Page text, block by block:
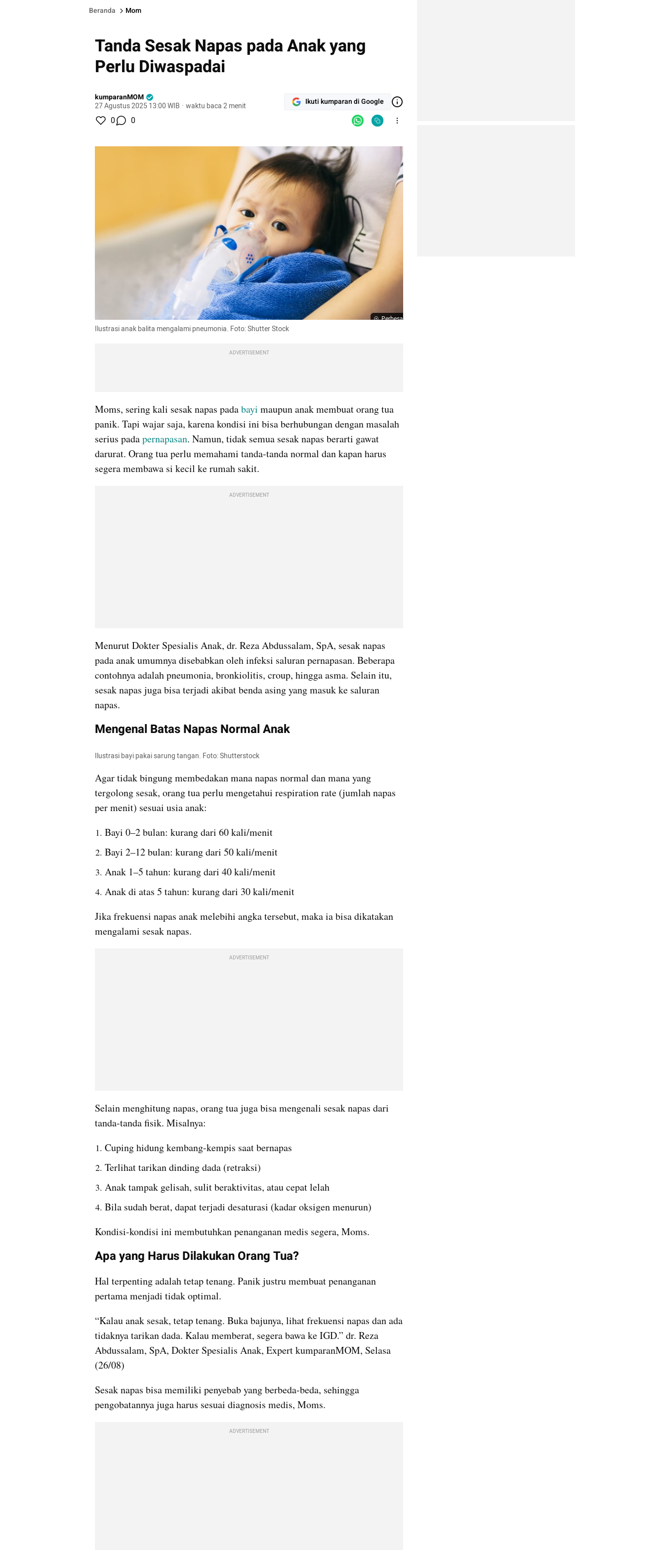
Beranda Mom
Tanda Sesak Napas pada Anak yang
Perlu Diwaspadai
kumparanMOM
27 Agustus 2025 13:00 WIB · waktu baca 2 menit Ikuti kumparan di Google
0 0
Perbesar
Ilustrasi anak balita mengalami pneumonia. Foto: Shutter Stock
ADVERTISEMENT
Moms, sering kali sesak napas pada bayi maupun anak membuat orang tua
panik. Tapi wajar saja, karena kondisi ini bisa berhubungan dengan masalah
serius pada pernapasan. Namun, tidak semua sesak napas berarti gawat
darurat. Orang tua perlu memahami tanda-tanda normal dan kapan harus
segera membawa si kecil ke rumah sakit.
ADVERTISEMENT
Menurut Dokter Spesialis Anak, dr. Reza Abdussalam, SpA, sesak napas
pada anak umumnya disebabkan oleh infeksi saluran pernapasan. Beberapa
contohnya adalah pneumonia, bronkiolitis, croup, hingga asma. Selain itu,
sesak napas juga bisa terjadi akibat benda asing yang masuk ke saluran
napas.
Mengenal Batas Napas Normal Anak
Ilustrasi bayi pakai sarung tangan. Foto: Shutterstock
Agar tidak bingung membedakan mana napas normal dan mana yang
tergolong sesak, orang tua perlu mengetahui respiration rate (jumlah napas
per menit) sesuai usia anak:
Bayi 0–2 bulan: kurang dari 60 kali/menit
Bayi 2–12 bulan: kurang dari 50 kali/menit
Anak 1–5 tahun: kurang dari 40 kali/menit
Anak di atas 5 tahun: kurang dari 30 kali/menit
Jika frekuensi napas anak melebihi angka tersebut, maka ia bisa dikatakan
mengalami sesak napas.
ADVERTISEMENT
Selain menghitung napas, orang tua juga bisa mengenali sesak napas dari
tanda-tanda fisik. Misalnya:
Cuping hidung kembang-kempis saat bernapas
Terlihat tarikan dinding dada (retraksi)
Anak tampak gelisah, sulit beraktivitas, atau cepat lelah
Bila sudah berat, dapat terjadi desaturasi (kadar oksigen menurun)
Kondisi-kondisi ini membutuhkan penanganan medis segera, Moms.
Apa yang Harus Dilakukan Orang Tua?
Hal terpenting adalah tetap tenang. Panik justru membuat penanganan
pertama menjadi tidak optimal.
“Kalau anak sesak, tetap tenang. Buka bajunya, lihat frekuensi napas dan ada
tidaknya tarikan dada. Kalau memberat, segera bawa ke IGD.” dr. Reza
Abdussalam, SpA, Dokter Spesialis Anak, Expert kumparanMOM, Selasa
(26/08)
Sesak napas bisa memiliki penyebab yang berbeda-beda, sehingga
pengobatannya juga harus sesuai diagnosis medis, Moms.
ADVERTISEMENT